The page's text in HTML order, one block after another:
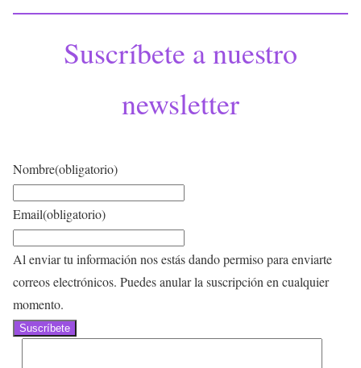
Suscríbete a nuestro
newsletter
Nombre(obligatorio)
Email(obligatorio)
Al enviar tu información nos estás dando permiso para enviarte
correos electrónicos. Puedes anular la suscripción en cualquier
momento.
Suscríbete